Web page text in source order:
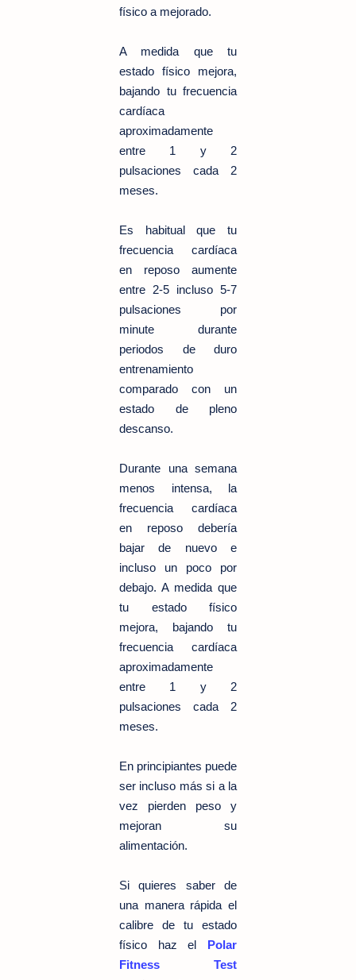
físico a mejorado.
A medida que tu
estado físico mejora,
bajando tu frecuencia
cardíaca
aproximadamente
entre 1 y 2
pulsaciones cada 2
meses.
Es habitual que tu
frecuencia cardíaca
en reposo aumente
entre 2-5 incluso 5-7
pulsaciones por
minute durante
periodos de duro
entrenamiento
comparado con un
estado de pleno
descanso.
Durante una semana
menos intensa, la
frecuencia cardíaca
en reposo debería
bajar de nuevo e
incluso un poco por
debajo. A medida que
tu estado físico
mejora, bajando tu
frecuencia cardíaca
aproximadamente
entre 1 y 2
pulsaciones cada 2
meses.
En principiantes puede
ser incluso más si a la
vez pierden peso y
mejoran su
alimentación.
Si quieres saber de
una manera rápida el
calibre de tu estado
físico haz el Polar
Fitness Test